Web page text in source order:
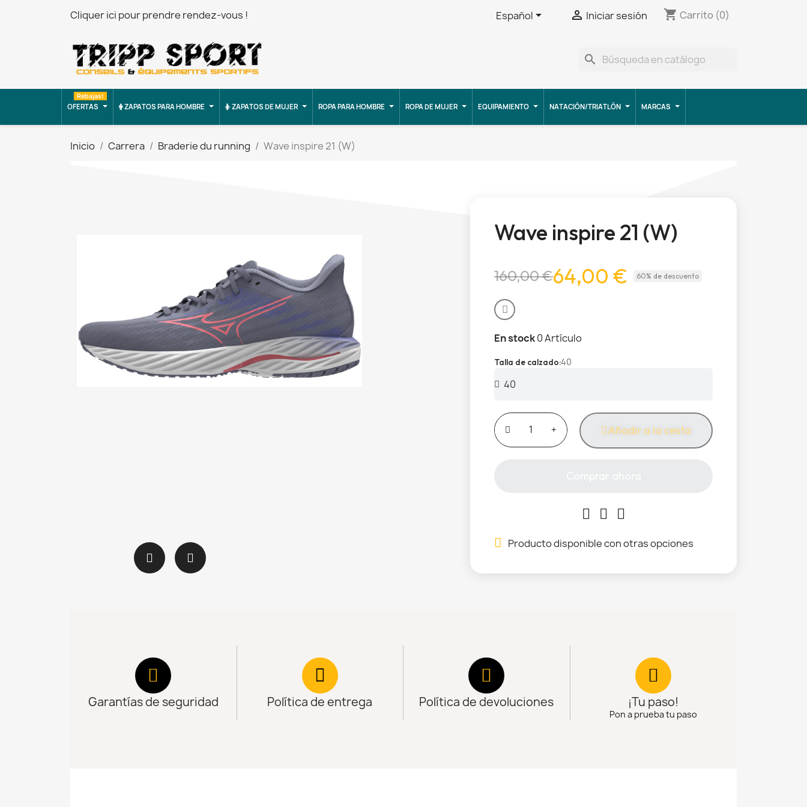
Cliquer ici pour prendre rendez-vous ! Español  Iniciar sesión shopping_cart Carrito (0)
search
OFERTAS
Rebajas!
ZAPATOS PARA HOMBRE ZAPATOS DE MUJER ROPA PARA HOMBRE ROPA DE MUJER EQUIPAMIENTO NATACIÓN/TRIATLÓN MARCAS
Inicio Carrera Braderie du running Wave inspire 21 (W)
Wave inspire 21 (W)
160,00 €64,00 € 60% de descuento
En stock0 Artículo
Talla de calzado 40
Añadir a la cesta
Producto disponible con otras opciones
Garantías de seguridad Política de entrega Política de devoluciones ¡Tu paso!
Pon a prueba tu paso